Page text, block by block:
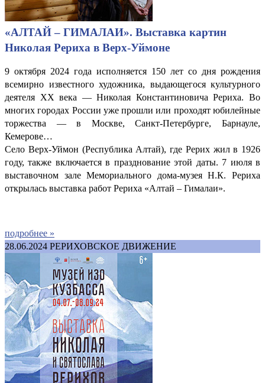
«АЛТАЙ – ГИМАЛАИ». Выставка картин
Николая Рериха в Верх-Уймоне
9 октября 2024 года исполняется 150 лет со дня рождения
всемирно известного художника, выдающегося культурного
деятеля XX века — Николая Константиновича Рериха. Во
многих городах России уже прошли или проходят юбилейные
торжества — в Москве, Санкт-Петербурге, Барнауле,
Кемерове…
Село Верх-Уймон (Республика Алтай), где Рерих жил в 1926
году, также включается в празднование этой даты. 7 июля в
выставочном зале Мемориального дома-музея Н.К. Рериха
открылась выставка работ Рериха «Алтай – Гималаи».
подробнее »
28.06.2024 РЕРИХОВСКОЕ ДВИЖЕНИЕ